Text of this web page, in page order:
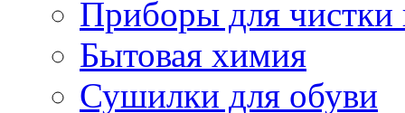
Приборы для чистки
Бытовая химия
Сушилки для обуви